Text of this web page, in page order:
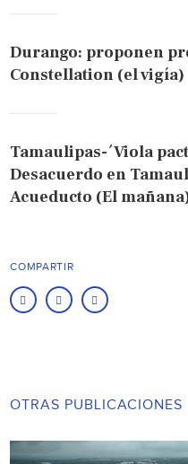
Durango: proponen
Constellation (el vigía)
Tamaulipas-´Viola
Desacuerdo en
Acueducto (El
COMPARTIR
OTRAS PUBLICACIONES